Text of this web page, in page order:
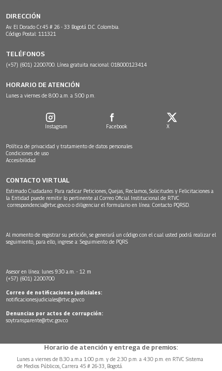
DIRECCIÓN
Av. El Dorado Cr.45 # 26 - 33 Bogotá D.C. Colombia.
Código Postal: 111321
TELÉFONOS
(+57) (601) 2200700. Línea gratuita nacional: 018000123414
HORARIO DE ATENCIÓN
Lunes a viernes de 8:00 a.m. a 5:00 p.m.
Instagram Facebook X
Política de privacidad y tratamiento de datos personales
Condiciones de uso
Accesibilidad
CONTACTO VIRTUAL
Estimado Ciudadano: Para radicar Peticiones, Quejas, Reclamos, Solicitudes y Felicitaciones a
la Entidad puede remitir lo pertinente al Correo Oficial Institucional de RTVC
correspondencia@rtvc.gov.co o diligenciar el formulario en línea: Contacto PQRSD.
Al momento de registrar su petición, se generará un código con el cual usted podrá realizar el
seguimiento, para ello, ingrese a: Seguimiento de PQRS
Asesor en línea: lunes 9:30 a.m. - 12 m
(+57) (601) 2200700
Correo de notificaciones judiciales:
notificacionesjudiciales@rtvc.gov.co
Denuncias por actos de corrupción:
soytransparente@rtvc.gov.co
Horario de atención y entrega de premios:
Lunes a viernes de 8:30 a.m.a 1:00 p.m. y de 2:30 p.m. a 4:30 p.m. en RTVC Sistema
de Medios Públicos, Carrera 45 # 26-33, Bogotá.